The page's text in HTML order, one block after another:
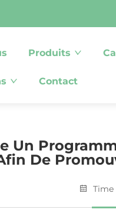
Produits
Contact
Un
De
Time